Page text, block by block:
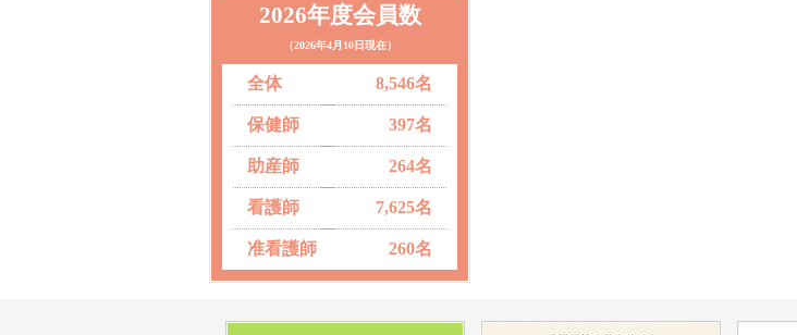
2026年度会員数
（2026年4月10日現在）
全体 8,546名
保健師 397名
助産師 264名
看護師 7,625名
准看護師 260名